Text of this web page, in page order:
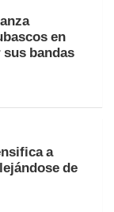
en
bandas
a
de